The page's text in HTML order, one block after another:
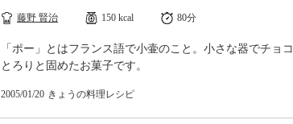
藤野 賢治 150 kcal 80分
「ポー」とはフランス語で小壷のこと。小さな器でチョ
とろりと固めたお菓子です。
2005/01/20 きょうの料理レシピ